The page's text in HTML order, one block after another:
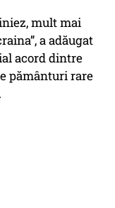
mult mai
a adăugat
acord dintre
pământuri rare